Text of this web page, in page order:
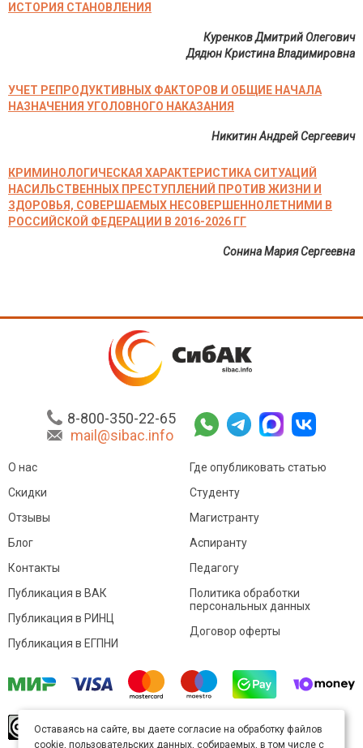
ИСТОРИЯ СТАНОВЛЕНИЯ
Куренков Дмитрий Олегович
Дядюн Кристина Владимировна
УЧЕТ РЕПРОДУКТИВНЫХ ФАКТОРОВ И ОБЩИЕ НАЧАЛА
НАЗНАЧЕНИЯ УГОЛОВНОГО НАКАЗАНИЯ
Никитин Андрей Сергеевич
КРИМИНОЛОГИЧЕСКАЯ ХАРАКТЕРИСТИКА СИТУАЦИЙ
НАСИЛЬСТВЕННЫХ ПРЕСТУПЛЕНИЙ ПРОТИВ ЖИЗНИ И
ЗДОРОВЬЯ, СОВЕРШАЕМЫХ НЕСОВЕРШЕННОЛЕТНИМИ В
РОССИЙСКОЙ ФЕДЕРАЦИИ В 2016-2026 ГГ
Сонина Мария Сергеевна
8-800-350-22-65
mail@sibac.info
О нас
Скидки
Отзывы
Блог
Контакты
Где опубликовать статью
Студенту
Магистранту
Аспиранту
Педагогу
Публикация в ВАК
Публикация в РИНЦ
Публикация в ЕГПНИ
Политика обработки
персональных данных
Договор оферты
произведение доступно полицензии Creative
Оставаясь на сайте, вы даете согласие на обработку файлов
cookie, пользовательских данных, собираемых, в том числе с